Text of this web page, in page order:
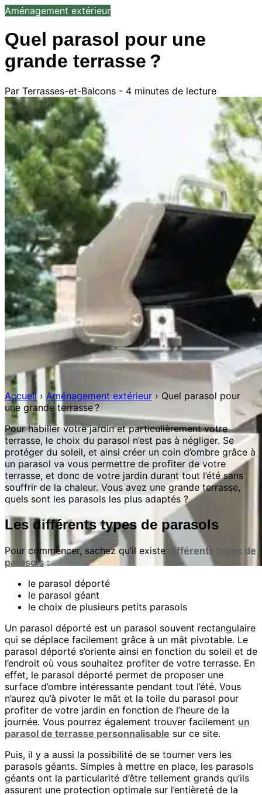
Aménagement extérieur
Quel parasol pour une
grande terrasse ?
Par Terrasses-et-Balcons - 4 minutes de lecture
Accueil› Aménagement extérieur › Quel parasol pour
une grande terrasse ?
Pour habiller votre jardin et particulièrement votre
terrasse, le choix du parasol n’est pas à négliger. Se
protéger du soleil, et ainsi créer un coin d’ombre grâce à
un parasol va vous permettre de profiter de votre
terrasse, et donc de votre jardin durant tout l’été sans
souffrir de la chaleur. Vous avez une grande terrasse,
quels sont les parasols les plus adaptés ?
Les différents types de parasols
Pour commencer, sachez qu’il existe
différents types de
parasols:
le parasol déporté
le parasol géant
le choix de plusieurs petits parasols
Un parasol déporté est un parasol souvent rectangulaire
qui se déplace facilement grâce à un mât pivotable. Le
parasol déporté s’oriente ainsi en fonction du soleil et de
l’endroit où vous souhaitez profiter de votre terrasse. En
effet, le parasol déporté permet de proposer une
surface d’ombre intéressante pendant tout l’été. Vous
n’aurez qu’à pivoter le mât et la toile du parasol pour
profiter de votre jardin en fonction de l’heure de la
journée. Vous pourrez également trouver facilement un
parasol de terrasse personnalisable sur ce site.
Puis, il y a aussi la possibilité de se tourner vers les
parasols géants. Simples à mettre en place, les parasols
géants ont la particularité d’être tellement grands qu’ils
assurent une protection optimale sur l’entièreté de la